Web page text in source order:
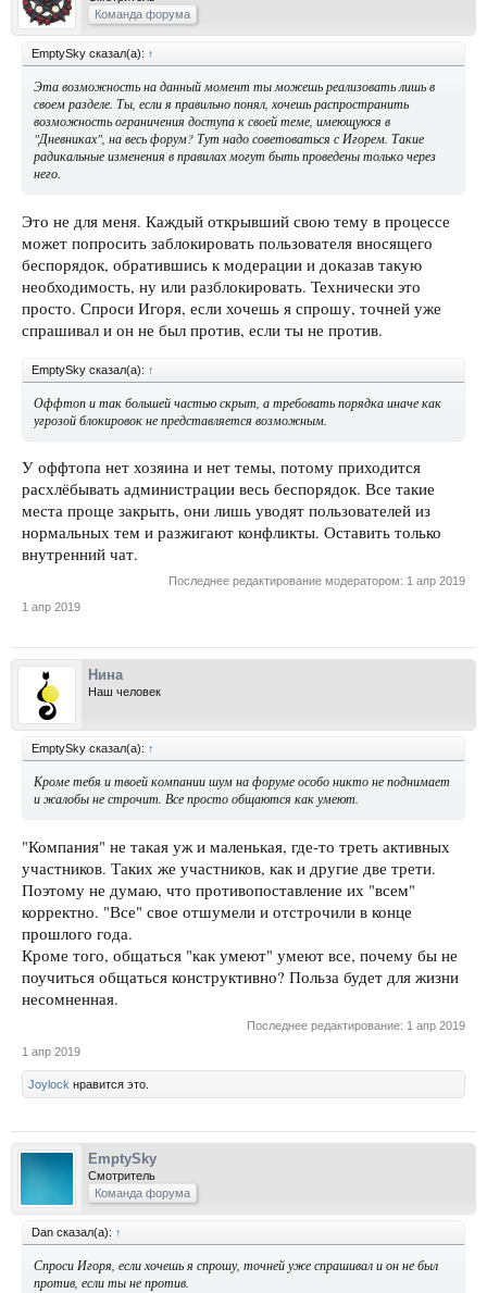
Команда форума
EmptySky сказал(а): ↑
Эта возможность на данный момент ты можешь реализовать лишь в
своем разделе. Ты, если я правильно понял, хочешь распространить
возможность ограничения доступа к своей теме, имеющуюся в
"Дневниках", на весь форум? Тут надо советоваться с Игорем. Такие
радикальные изменения в правилах могут быть проведены только через
него.
Это не для меня. Каждый открывший свою тему в процессе
может попросить заблокировать пользователя вносящего
беспорядок, обратившись к модерации и доказав такую
необходимость, ну или разблокировать. Технически это
просто. Спроси Игоря, если хочешь я спрошу, точней уже
спрашивал и он не был против, если ты не против.
EmptySky сказал(а): ↑
Оффтоп и так большей частью скрыт, а требовать порядка иначе как
угрозой блокировок не представляется возможным.
У оффтопа нет хозяина и нет темы, потому приходится
расхлёбывать администрации весь беспорядок. Все такие
места проще закрыть, они лишь уводят пользователей из
нормальных тем и разжигают конфликты. Оставить только
внутренний чат.
Последнее редактирование модератором: 1 апр 2019
1 апр 2019
Нина
Наш человек
EmptySky сказал(а): ↑
Кроме тебя и твоей компании шум на форуме особо никто не поднимает
и жалобы не строчит. Все просто общаются как умеют.
"Компания" не такая уж и маленькая, где-то треть активных
участников. Таких же участников, как и другие две трети.
Поэтому не думаю, что противопоставление их "всем"
корректно. "Все" свое отшумели и отстрочили в конце
прошлого года.
Кроме того, общаться "как умеют" умеют все, почему бы не
поучиться общаться конструктивно? Польза будет для жизни
несомненная.
Последнее редактирование: 1 апр 2019
1 апр 2019
Joylock нравится это.
EmptySky
Смотритель
Команда форума
Dan сказал(а): ↑
Спроси Игоря, если хочешь я спрошу, точней уже спрашивал и он не был
против, если ты не против.